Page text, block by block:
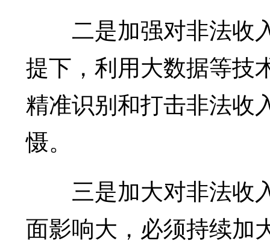
二是加强对非法收
提下，利用大数据等技
精准识别和打击非法收
慑。
三是加大对非法收
面影响大，必须持续加